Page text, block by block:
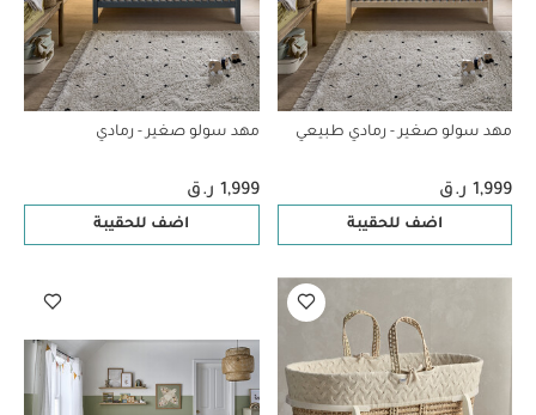
مهد سولو صغير - رمادي طبيعي
1,999 ر.ق
اضف للحقيبة
مهد سولو صغير - رمادي
1,999 ر.ق
اضف للحقيبة